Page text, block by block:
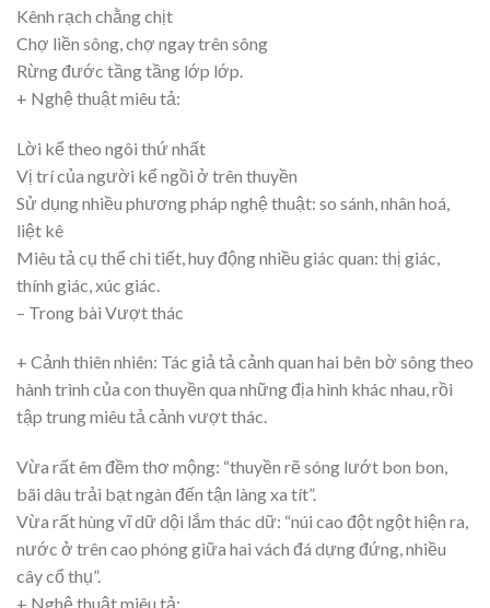
Kênh rạch chằng chịt
Chợ liền sông, chợ ngay trên sông
Rừng đước tầng tầng lớp lớp.
+ Nghệ thuật miêu tả:
Lời kể theo ngôi thứ nhất
Vị trí của người kể ngồi ở trên thuyền
Sử dụng nhiều phương pháp nghệ thuật: so sánh, nhân hoá,
liệt kê
Miêu tả cụ thể chi tiết, huy động nhiều giác quan: thị giác,
thính giác, xúc giác.
– Trong bài Vượt thác
+ Cảnh thiên nhiên: Tác giả tả cảnh quan hai bên bờ sông theo
hành trình của con thuyền qua những địa hình khác nhau, rồi
tập trung miêu tả cảnh vượt thác.
Vừa rất êm đềm thơ mộng: “thuyền rẽ sóng lướt bon bon,
bãi dâu trải bạt ngàn đến tận làng xa tít”.
Vừa rất hùng vĩ dữ dội lắm thác dữ: “núi cao đột ngột hiện ra,
nước ở trên cao phóng giữa hai vách đá dựng đứng, nhiều
cây cổ thụ”.
+ Nghệ thuật miêu tả: